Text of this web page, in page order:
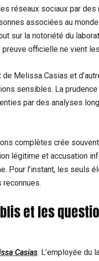
réseaux sociaux par
associées au
sur la notoriété du
preuve officielle ne vient
de Melissa Casias et
sensibles. La prudence
par des analyses
complètes crée
légitime et accusation
Pour l’instant, les seuls
et les
Casias. L’employée du